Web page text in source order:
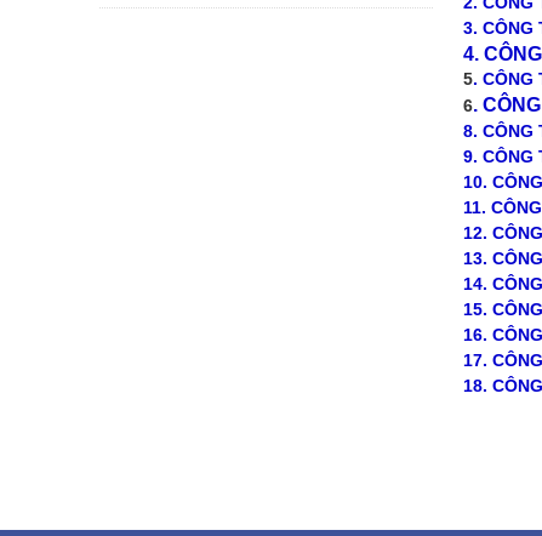
3. CÔNG
4.
5. CÔNG
6.
8. CÔNG
9. CÔNG
10.
11.
12.
13.
14.
15.
16.
17.
18.